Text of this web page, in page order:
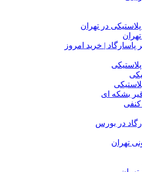
در تهران
| خرید امروز
بشکه ای
کنفی
در بورس
تهران